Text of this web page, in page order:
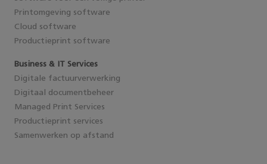
Printomgeving software
Cloud software
Productieprint software
Business & IT Services
Digitale factuurverwerking
Digitaal documentbeheer
Managed Print Services
Productieprint services
Samenwerken op afstand